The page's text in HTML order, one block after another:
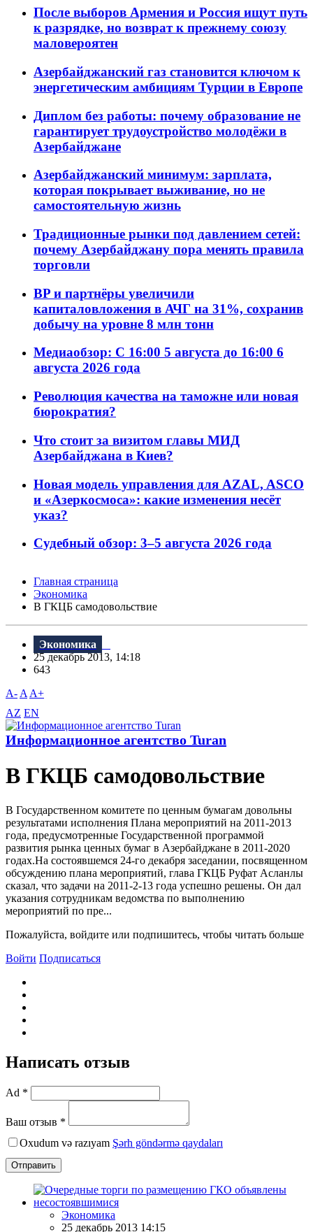
После выборов Армения и Россия ищут путь
к разрядке, но возврат к прежнему союзу
маловероятен
Азербайджанский газ становится ключом к
энергетическим амбициям Турции в Европе
Диплом без работы: почему образование не
гарантирует трудоустройство молодёжи в
Азербайджане
Азербайджанский минимум: зарплата,
которая покрывает выживание, но не
самостоятельную жизнь
Традиционные рынки под давлением сетей:
почему Азербайджану пора менять правила
торговли
BP и партнёры увеличили
капиталовложения в АЧГ на 31%, сохранив
добычу на уровне 8 млн тонн
Медиаобзор: С 16:00 5 августа до 16:00 6
августа 2026 года
Революция качества на таможне или новая
бюрократия?
Что стоит за визитом главы МИД
Азербайджана в Киев?
Новая модель управления для AZAL, ASCO
и «Азеркосмоса»: какие изменения несёт
указ?
Судебный обзор: 3–5 августа 2026 года
Главная страница
Экономика
В ГКЦБ самодовольствие
Экономика
25 декабрь 2013, 14:18
643
A- A A+
AZ EN
Информационное агентство Turan
В ГКЦБ самодовольствие
В Государственном комитете по ценным бумагам довольны
результатами исполнения Плана мероприятий на 2011-2013
года, предусмотренные Государственной программой
развития рынка ценных бумаг в Азербайджане в 2011-2020
годах.На состоявшемся 24-го декабря заседании, посвященном
обсуждению плана мероприятий, глава ГКЦБ Руфат Асланлы
сказал, что задачи на 2011-2-13 года успешно решены. Он дал
указания сотрудникам ведомства по выполнению
мероприятий по пре...
Пожалуйста, войдите или подпишитесь, чтобы читать больше
Войти Подписаться
Написать отзыв
Ad *
Ваш отзыв *
Oxudum və razıyam Şərh göndərmə qaydaları
Отправить
Экономика
25 декабрь 2013 14:15